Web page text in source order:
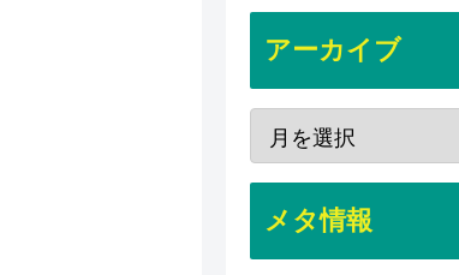
アーカイブ
メタ情報